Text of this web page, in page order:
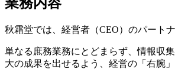
秋霜堂では、経営者（CEO）のパート
単なる庶務業務にとどまらず、情報収
大の成果を出せるよう、経営の「右腕